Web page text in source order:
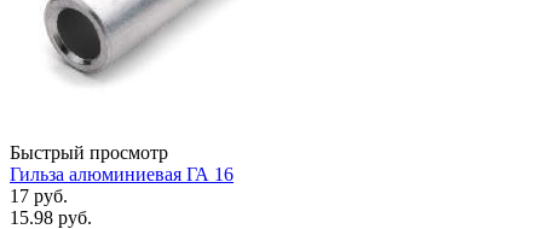
Быстрый просмотр
Гильза алюминиевая ГА 16
17 руб.
15.98 руб.